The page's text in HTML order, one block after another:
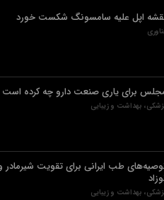
اپل علیه سامسونگ شکست خورد
برای یاری صنعت دارو چه کرده است
بهداشت و زیبایی
طب ایرانی برای تقویت
بهداشت و زیبایی